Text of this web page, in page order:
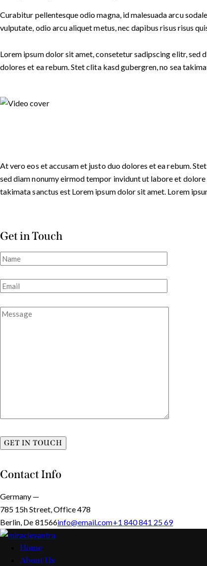
Curabitur pellentesque odio magna, id malesuada arcu
vulputate, odio arcu aliquet metus, nec dapibus risus risus
Lorem ipsum dolor sit amet, consetetur sadipscing elitr, sed
dolores et ea rebum. Stet clita kasd gubergren, no sea
At vero eos et accusam et justo duo dolores et ea rebum.
sed diam nonumy eirmod tempor invidunt ut labore et
takimata sanctus est Lorem ipsum dolor sit amet. Lorem
Get in Touch
Contact Info
Germany —
785 15h Street, Office 478
Berlin, De 81566info@email.com+1 840 841 25 69
Home
About Us